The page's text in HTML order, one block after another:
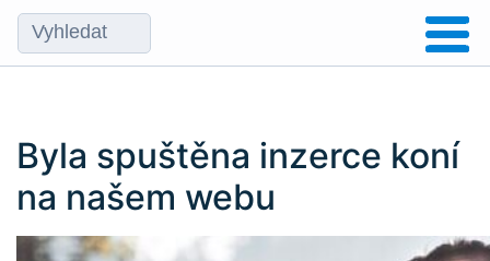
Byla spuštěna inzerce koní
na našem webu